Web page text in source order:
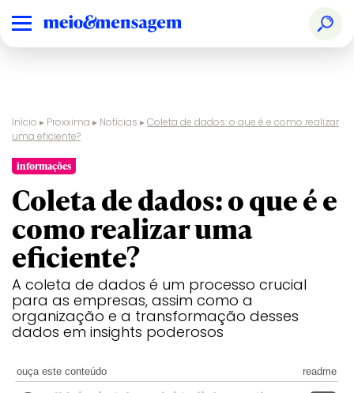
Início ▸ Proxxima ▸ Notícias ▸Coleta de dados: o que é e como realizar
uma eficiente?
informações
Coleta de dados: o que é e
como realizar uma
eficiente?
A coleta de dados é um processo crucial
para as empresas, assim como a
organização e a transformação desses
dados em insights poderosos
ouça este conteúdo readme